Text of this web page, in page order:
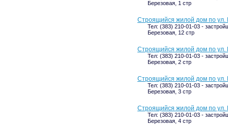
Березовая, 1 стр
Строящийся жилой дом по ул.
Тел: (383) 210-01-03 -
Березовая, 12 стр
Строящийся жилой дом по ул.
Тел: (383) 210-01-03 -
Березовая, 2 стр
Строящийся жилой дом по ул.
Тел: (383) 210-01-03 -
Березовая, 3 стр
Строящийся жилой дом по ул.
Тел: (383) 210-01-03 -
Березовая, 4 стр